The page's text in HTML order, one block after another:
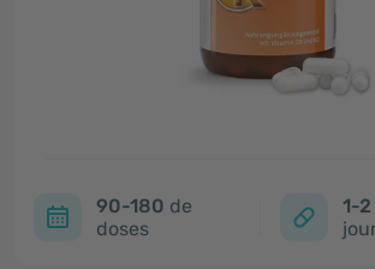
90-180 de
doses
1-2